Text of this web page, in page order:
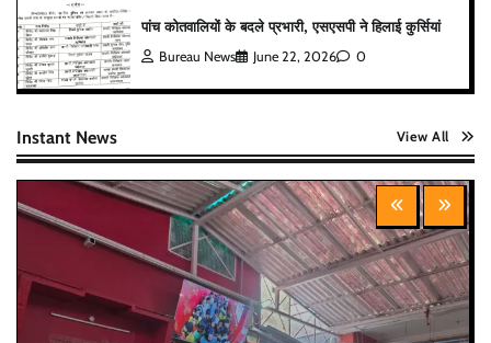
पांच कोतवालियों के बदले प्रभारी, एसएसपी ने हिलाई कुर्सियां
Bureau News June 22, 2026 0
Instant News View All